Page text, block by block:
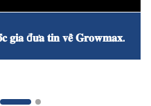
𝐠𝐢𝐚 đ𝐮̛𝐚 𝐭𝐢𝐧 𝐯𝐞̂̀ 𝐆𝐫𝐨𝐰𝐦𝐚𝐱.